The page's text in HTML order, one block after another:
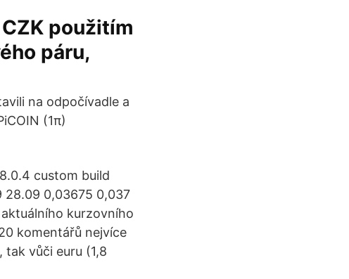
použitím
páru,
na odpočívadle a
(1π)
custom build
28.09 0,03675 0,037
kurzovního
komentářů nejvíce
vůči euru (1,8